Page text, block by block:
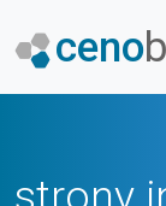
ceno